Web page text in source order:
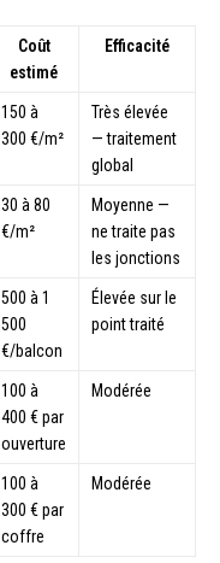
Coût
estimé
Efficacité
150 à
300 €/m²
Très élevée
— traitement
global
30 à 80
€/m²
Moyenne —
ne traite pas
les jonctions
500 à 1
500
€/balcon
Élevée sur le
point traité
100 à
400 € par
ouverture
Modérée
100 à
300 € par
coffre
Modérée